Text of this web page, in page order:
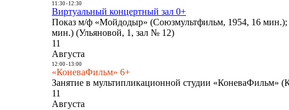
11:30- 12:30
Виртуальный концертный зал 0+
Показ м/ф «Мойдодыр» (Союзмультфильм, 1954, 16
мин.) (Ульяновой, 1, зал № 12)
11
Августа
12:00- 13:00
«КоневаФильм» 6+
Занятие в мультипликационной студии «КоневаФильм»
11
Августа